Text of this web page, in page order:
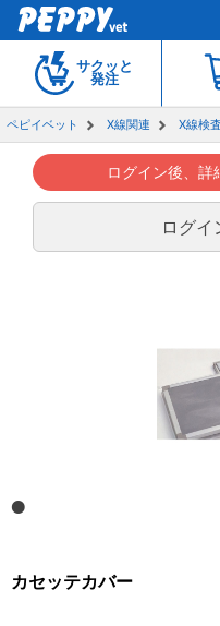
サクッと
発注
ペピイベット X線関連 X線検
ログイン後、
ログイ
カセッテカバー